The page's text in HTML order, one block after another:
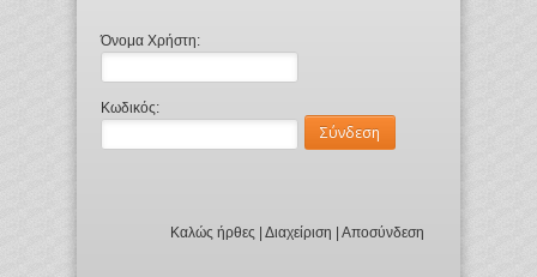
Όνομα Χρήστη:
Κωδικός:
Καλώς ήρθες | Διαχείριση Αποσύνδεση